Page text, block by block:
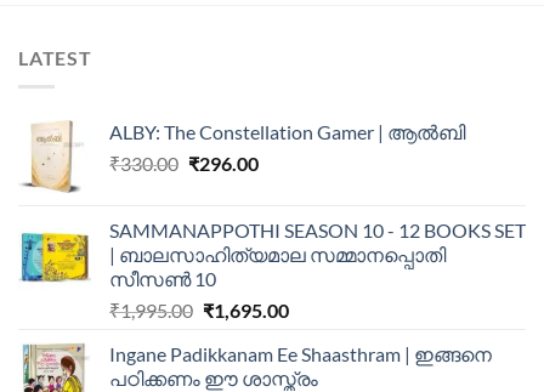
LATEST
ALBY: The Constellation Gamer | ആൽബി
₹330.00 ₹296.00
SAMMANAPPOTHI SEASON 10 - 12 BOOKS SET
| ബാലസാഹിത്യമാല സമ്മാനപ്പൊതി
സീസൺ 10
₹1,995.00 ₹1,695.00
Ingane Padikkanam Ee Shaasthram | ഇങ്ങനെ
പഠിക്കണം ഈ ശാസ്ത്രം